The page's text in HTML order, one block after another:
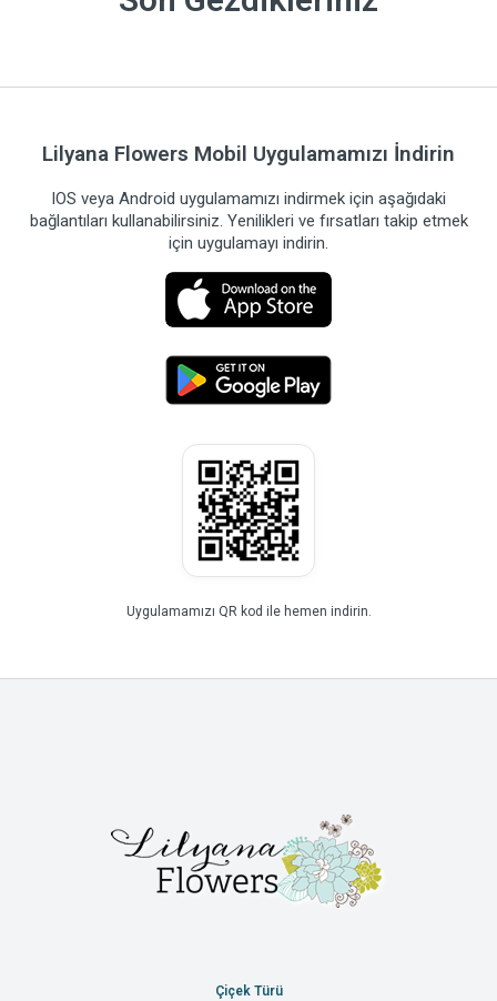
Lilyana Flowers Mobil Uygulamamızı İndirin
IOS veya Android uygulamamızı indirmek için aşağıdaki
bağlantıları kullanabilirsiniz. Yenilikleri ve fırsatları takip etmek
için uygulamayı indirin.
Uygulamamızı QR kod ile hemen indirin.
Çiçek Türü